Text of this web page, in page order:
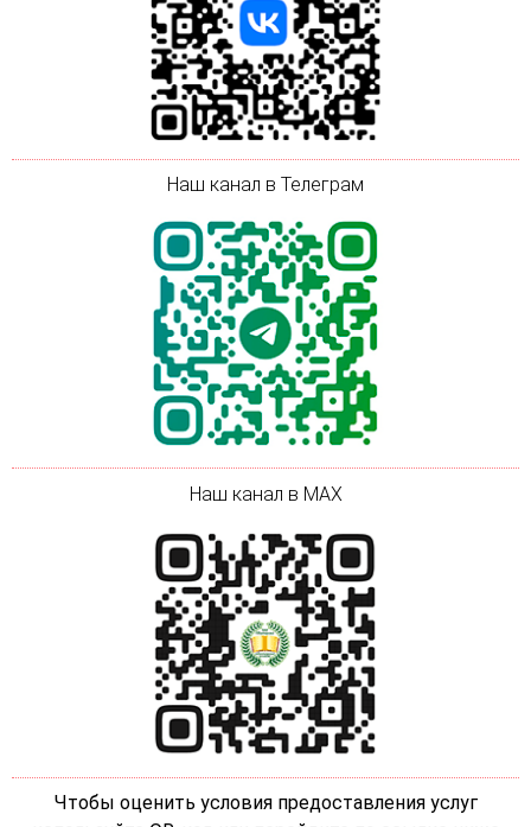
Наш канал в Телеграм
Наш канал в MAX
Чтобы оценить условия предоставления услуг